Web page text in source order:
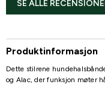
SE ALLE
Produktinformasjon
Dette stilrene
og Alac, der funksjon møter